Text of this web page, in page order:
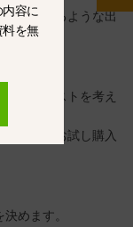
性が出せるような出
みやコストを考え
す。
ものをお試し購入
めます。
容に
料を無